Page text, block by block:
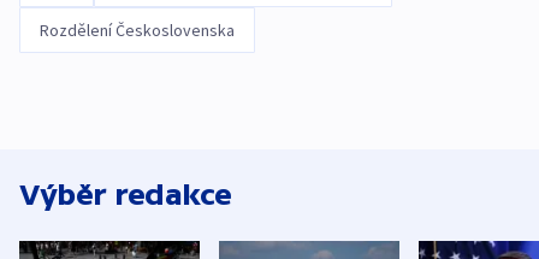
Rozdělení Československa
Výběr redakce